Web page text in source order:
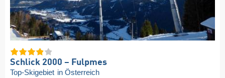
Schlick 2000 – Fulpmes
Top-Skigebiet in Österreich